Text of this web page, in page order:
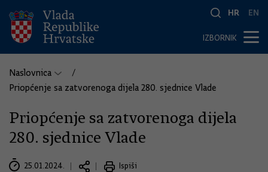
HR EN
IZBORNIK
Naslovnica
Priopćenje sa zatvorenoga dijela 280. sjednice Vlade
Priopćenje sa zatvorenoga dijela
280. sjednice Vlade
25.01.2024. Ispiši